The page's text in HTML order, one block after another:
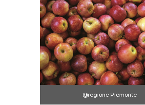
@regione Piemonte